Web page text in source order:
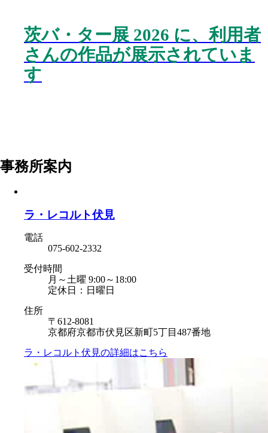
茨バ・ター展 2026 に、利用者
さんの作品が展示されていま
す
事務所案内
ラ・レコルト伏見
電話
075-602-2332
受付時間
月～土曜 9:00～18:00
定休日：日曜日
住所
〒612-8081
京都府京都市伏見区新町5丁目487番地
ラ・レコルト伏見の詳細はこちら